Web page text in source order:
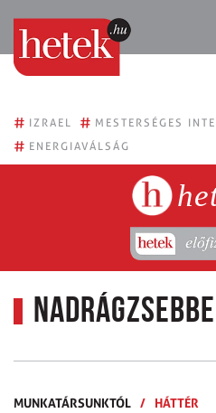
# IZRAEL # MESTERSÉGES
# ENERGIAVÁLSÁG
MUNKATÁRSUNKTÓL / HÁTTÉR